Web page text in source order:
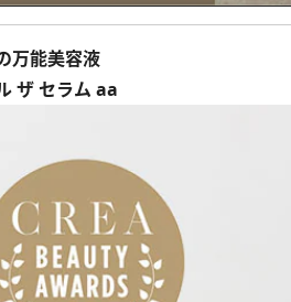
万能美容液
ザ セラム aa